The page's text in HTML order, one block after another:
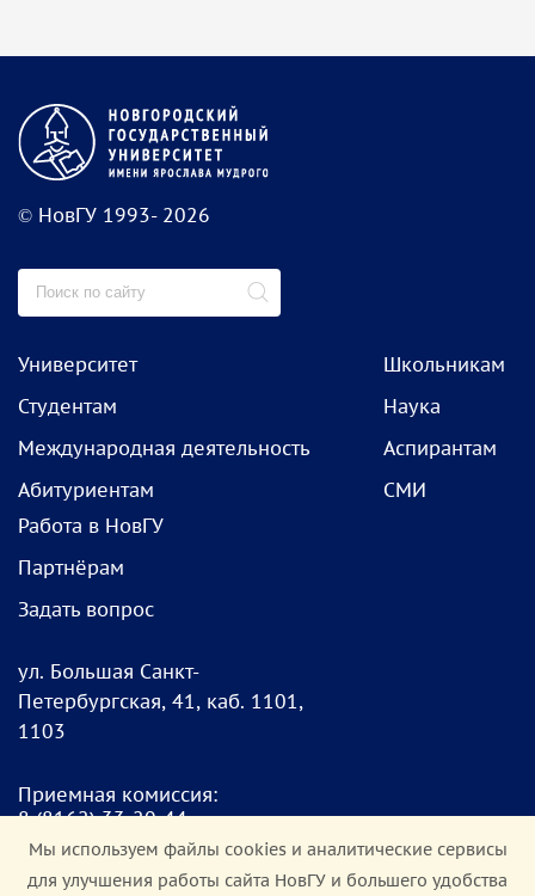
© НовГУ 1993- 2026
Университет
Студентам
Международная деятельность
Абитуриентам
Школьникам
Наука
Аспирантам
СМИ
Работа в НовГУ
Партнёрам
Задать вопрос
ул. Большая Санкт-
Петербургская, 41, каб. 1101,
1103
Приемная комиссия:
8(8162) 33-20-44
pk@novsu.ru
Мы используем файлы cookies и аналитические сервисы
для улучшения работы сайта НовГУ и большего удобства